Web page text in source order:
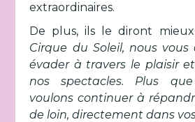
extraordinaires.
De plus, ils le diront
Cirque du Soleil, nous vous
évader à travers le plaisir
nos spectacles. Plus
voulons continuer à
de loin, directement dans